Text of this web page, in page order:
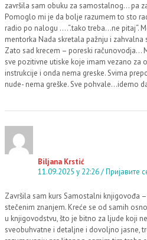
završila sam obuku za samostalnog… pa
Pomoglo mi je da bolje razumem to sto
radio po nalogu ….“.tako treba…ne pitaj“.
mentorka Nada skretala pažnju i zahvalna
Zato sad krecem – poreski računovodja…
sve pozitivne utiske koje imam vezano za
instrukcije i onda nema greske. Svima
nude- nema greške. Sve pohvale…idemo
Biljana Krstić
11.09.2025 у 22:26
Пријавите
Završila sam kurs Samostalni knjigovođa
stečenim znanjem. Kreće se od samih
u knjigovodstvu, što je bitno za ljude koji
sveobuhvatne i detaljne i dovoljno jasne,